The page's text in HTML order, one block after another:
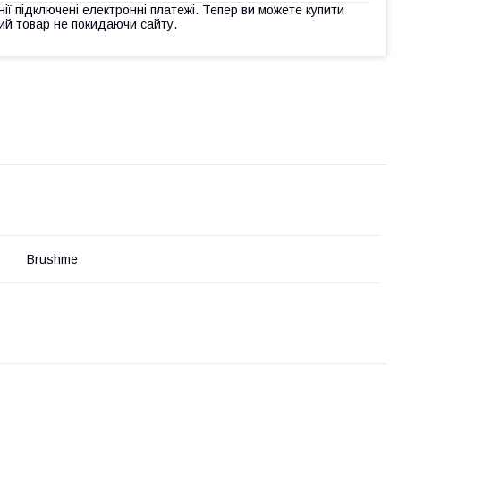
підключені електронні платежі. Тепер ви можете купити
товар не покидаючи сайту.
Brushme